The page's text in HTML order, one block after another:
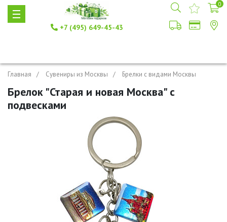
+7 (495) 649-45-43
0
Главная Сувениры из Москвы Брелки с видами Москвы
Брелок "Старая и новая Москва" с
подвесками